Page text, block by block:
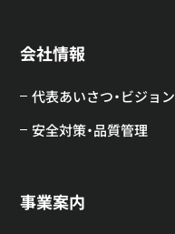
会社情報
代表あいさつ・ビジョン
安全対策・品質管理
事業案内